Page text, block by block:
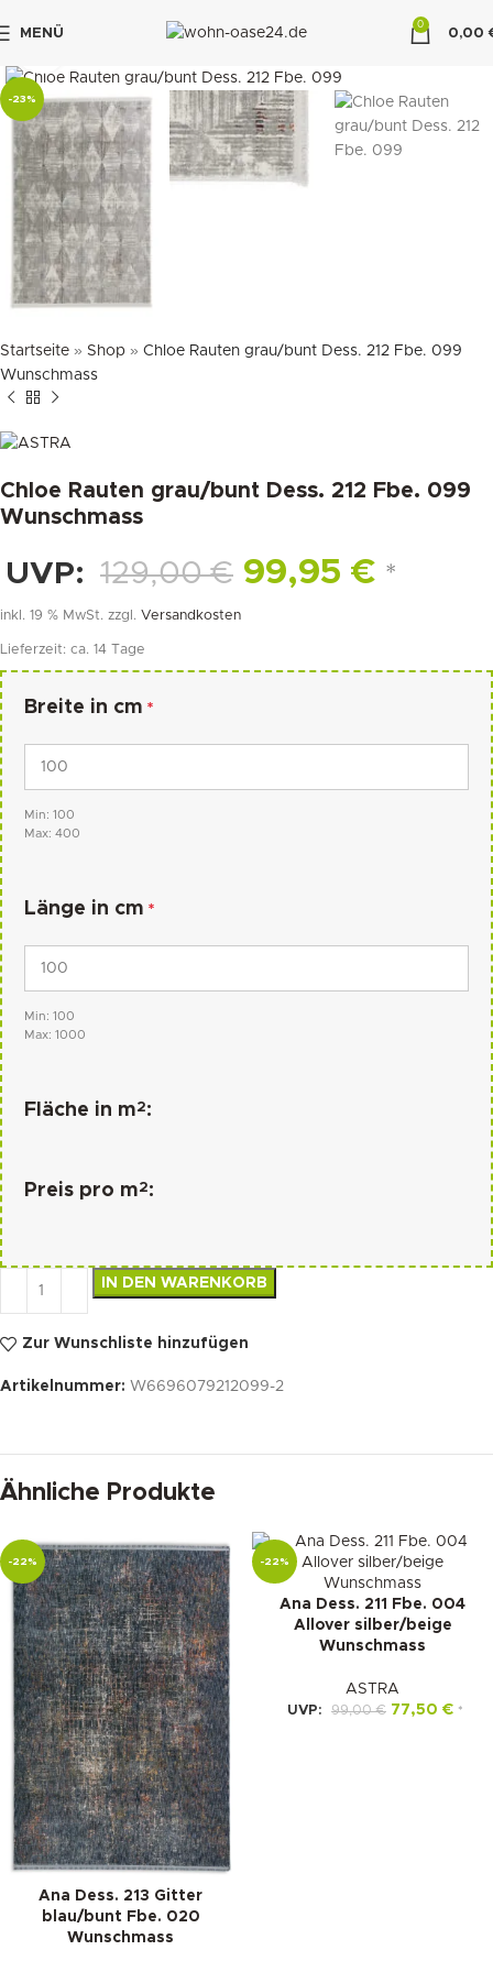
MENÜ
0
0,00
-23%
Startseite » Shop » Chloe Rauten grau/bunt Dess. 212 Fbe. 099
Wunschmass
Chloe Rauten grau/bunt Dess. 212 Fbe. 099
Wunschmass
UVP: 129,00€ 99,95 € *
inkl. 19 % MwSt. zzgl. Versandkosten
Lieferzeit: ca. 14 Tage
Breite in cm *
Min: 100
Max: 400
Länge in cm *
Min: 100
Max: 1000
Fläche in m2:
Preis pro m2:
IN DEN WARENKORB
Zur Wunschliste hinzufügen
Artikelnummer: W6696079212099-2
Ähnliche Produkte
-22%
Ana Dess. 213 Gitter
blau/bunt Fbe. 020
Wunschmass
-22%
Ana Dess. 211 Fbe. 004
Allover silber/beige
Wunschmass
ASTRA
UVP: 99,00€ 77,50 € *